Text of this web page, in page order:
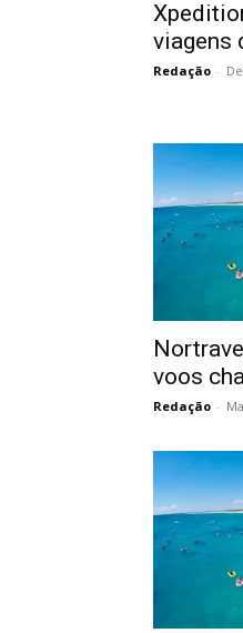
viagens
Redação -
voos
Redação -